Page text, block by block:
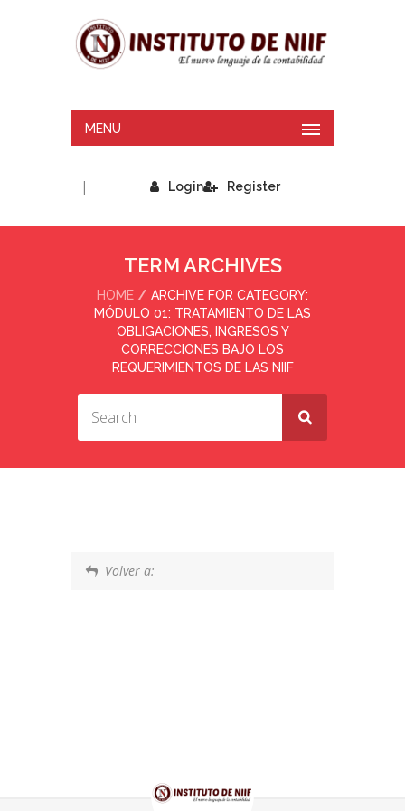
MENU
Login
| Register
TERM ARCHIVES
HOME
ARCHIVE FOR CATEGORY:
MÓDULO 01: TRATAMIENTO DE LAS
OBLIGACIONES, INGRESOS Y
CORRECCIONES BAJO LOS
REQUERIMIENTOS DE LAS NIIF
Volver a: